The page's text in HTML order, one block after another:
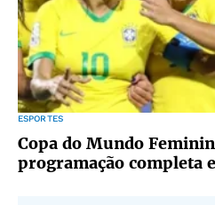
ESPORTES
Copa do Mundo
programação completa